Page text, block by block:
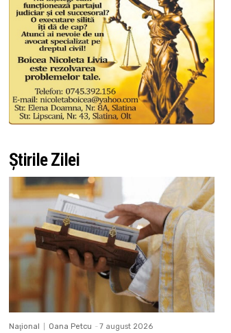
Știrile Zilei
Naţional Oana Petcu - 7 august 2026